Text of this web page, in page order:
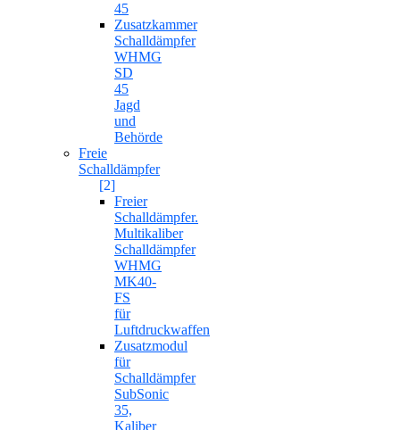
45
Zusatzkammer
Schalldämpfer
WHMG
SD
45
Jagd
und
Behörde
Freie
Schalldämpfer
[2]
Freier
Schalldämpfer.
Multikaliber
Schalldämpfer
WHMG
MK40-
FS
für
Luftdruckwaffen
Zusatzmodul
für
Schalldämpfer
SubSonic
35,
Kaliber